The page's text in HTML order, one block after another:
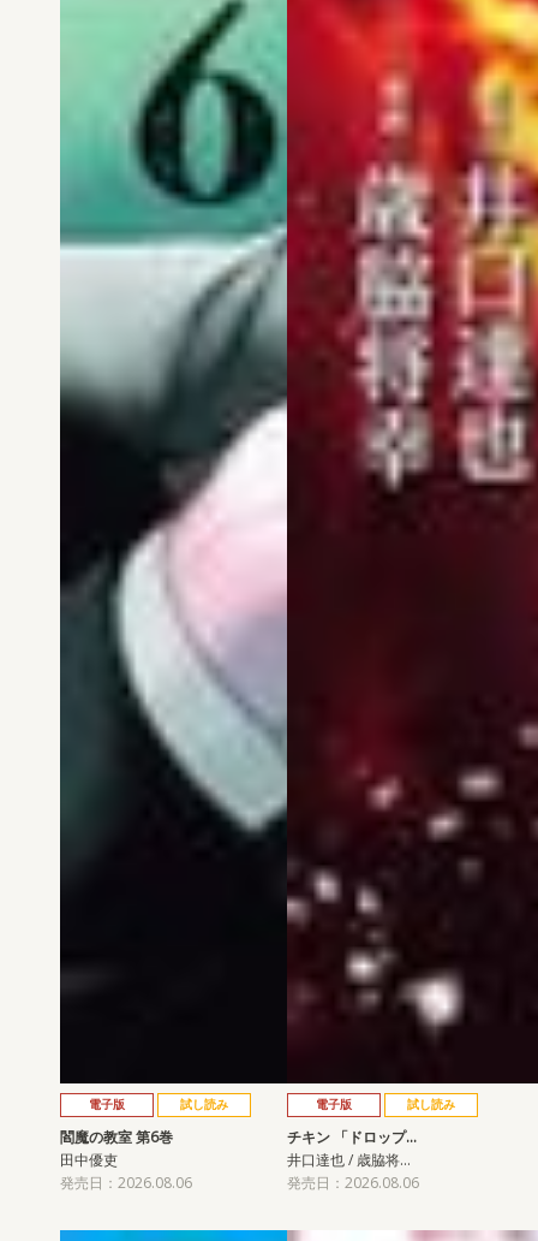
電子版 試し読み
閻魔の教室 第6巻
田中優吏
発売日：2026.08.06
電子版 試し読み
チキン 「ドロップ…
井口達也 / 歳脇将…
発売日：2026.08.06